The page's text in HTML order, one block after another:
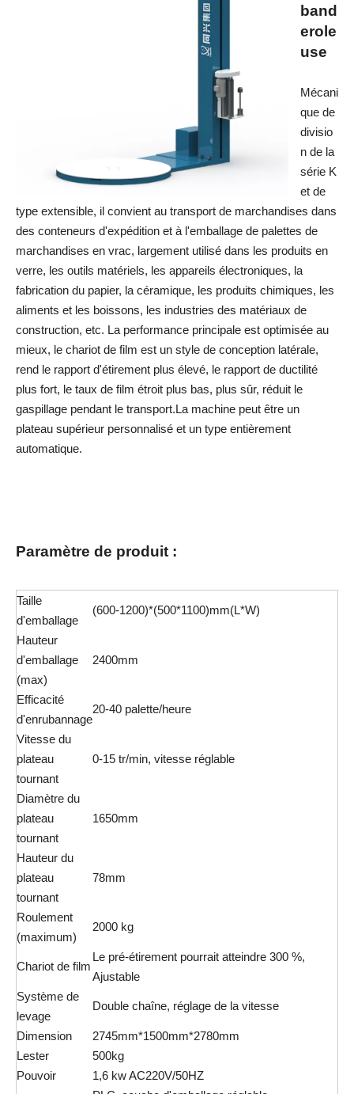
band
erole
use
Mécani
que de
divisio
n de la
série K
et de
type extensible, il convient au transport de marchandises dans
des conteneurs d'expédition et à l'emballage de palettes de
marchandises en vrac, largement utilisé dans les produits en
verre, les outils matériels, les appareils électroniques, la
fabrication du papier, la céramique, les produits chimiques, les
aliments et les boissons, les industries des matériaux de
construction, etc. La performance principale est optimisée au
mieux, le chariot de film est un style de conception latérale,
rend le rapport d'étirement plus élevé, le rapport de ductilité
plus fort, le taux de film étroit plus bas, plus sûr, réduit le
gaspillage pendant le transport.La machine peut être un
plateau supérieur personnalisé et un type entièrement
automatique.
Paramètre de produit :
Taille
d'emballage
(600-1200)*(500*1100)mm(L*W)
Hauteur
d'emballage
(max)
2400mm
Efficacité
d'enrubannage
20-40 palette/heure
Vitesse du
plateau
tournant
0-15 tr/min, vitesse réglable
Diamètre du
plateau
tournant
1650mm
Hauteur du
plateau
tournant
78mm
Roulement
(maximum)
2000 kg
Chariot de film
Le pré-étirement pourrait atteindre 300 %,
Ajustable
Système de
levage
Double chaîne, réglage de la vitesse
Dimension
2745mm*1500mm*2780mm
Lester
500kg
Pouvoir
1,6 kw AC220V/50HZ